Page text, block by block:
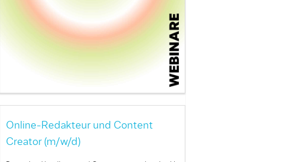
Online-Redakteur und Content
Creator (m/w/d)